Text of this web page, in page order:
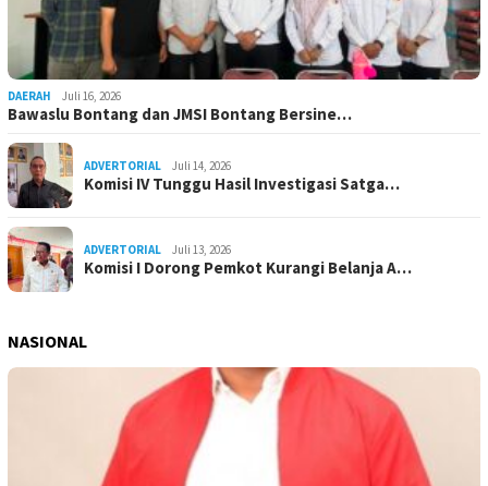
DAERAH Juli 16, 2026
Bawaslu Bontang dan JMSI Bontang Bersine…
ADVERTORIAL Juli 14, 2026
Komisi IV Tunggu Hasil Investigasi Satga…
ADVERTORIAL Juli 13, 2026
Komisi I Dorong Pemkot Kurangi Belanja A…
NASIONAL